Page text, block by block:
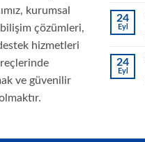
kurumsal
çözümleri,
hizmetleri
ve güvenilir
24
Eyl
24
Eyl